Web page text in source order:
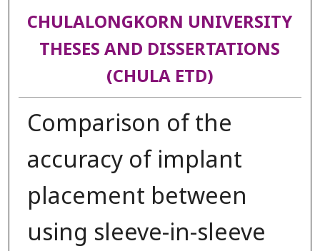
CHULALONGKORN UNIVERSITY
THESES AND DISSERTATIONS
(CHULA ETD)
Comparison of the
accuracy of implant
placement between
using sleeve-in-sleeve